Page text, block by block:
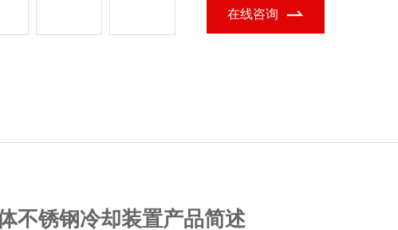
在线咨询
不锈钢冷却装置产品简述